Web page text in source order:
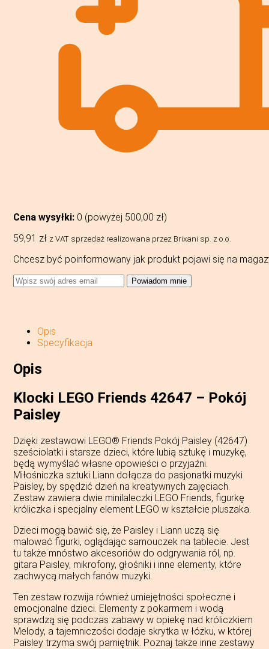
Cena wysyłki: 0 (powyżej 500,00 zł)
59,91 zł z VAT sprzedaż realizowana przez Brixani sp. z o.o.
Chcesz być poinformowany jak produkt pojawi się na
Powiadom mnie
Opis
Specyfikacja
Opis
Klocki LEGO Friends 42647 – Pokój
Paisley
Dzięki zestawowi LEGO® Friends Pokój Paisley (42647)
sześciolatki i starsze dzieci, które lubią sztukę i muzykę,
będą wymyślać własne opowieści o przyjaźni.
Miłośniczka sztuki Liann dołącza do pasjonatki muzyki
Paisley, by spędzić dzień na kreatywnych zajęciach.
Zestaw zawiera dwie minilaleczki LEGO Friends, figurkę
króliczka i specjalny element LEGO w kształcie pluszaka.
Dzieci mogą bawić się, że Paisley i Liann uczą się
malować figurki, oglądając samouczek na tablecie. Jest
tu także mnóstwo akcesoriów do odgrywania ról, np.
gitara Paisley, mikrofony, głośniki i inne elementy, które
zachwycą małych fanów muzyki.
Ten zestaw rozwija również umiejętności społeczne i
emocjonalne dzieci. Elementy z pokarmem i wodą
sprawdzą się podczas zabawy w opiekę nad króliczkiem
Melody, a tajemniczości dodaje skrytka w łóżku, w której
Paisley trzyma swój pamiętnik. Poznaj także inne zestawy